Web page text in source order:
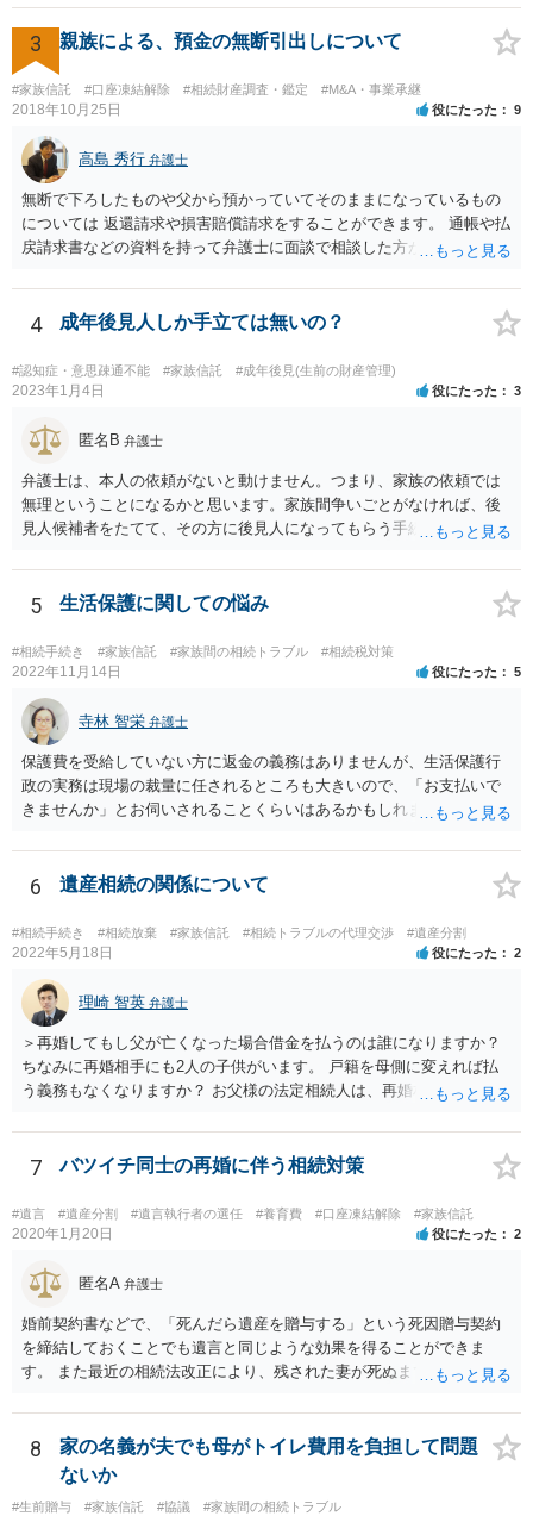
3 親族による、預金の無断引出しについて
#家族信託 #口座凍結解除 #相続財産調査・鑑定 #M&A・事業承継
2018年10月25日 役にたった 9
高島 秀行 弁護士
無断で下ろしたものや父から預かっていてそのままになっているもの
については 返還請求や損害賠償請求をすることができます。 通帳や払
戻請求書などの資料を持って弁護士に面談で相談した方がよいと思い
4 成年後見人しか手立ては無いの？
#認知症・意思疎通不能 #家族信託 #成年後見(生前の財産管理)
2023年1月4日 役にたった 3
匿名B 弁護士
弁護士は、本人の依頼がないと動けません。つまり、家族の依頼では
無理ということになるかと思います。家族間争いごとがなければ、後
見人候補者をたてて、その方に後見人になってもらう手続をすすめた
5 生活保護に関しての悩み
#相続手続き #家族信託 #家族間の相続トラブル #相続税対策
2022年11月14日 役にたった 5
寺林 智栄 弁護士
保護費を受給していない方に返金の義務はありませんが、生活保護行
政の実務は現場の裁量に任されるところも大きいので、「お支払いで
きませんか」とお伺いされることくらいはあるかもしれません。 通報
考えてご判断いただくのが良いと思います。
6 遺産相続の関係について
#相続手続き #相続放棄 #家族信託 #相続トラブルの代理交渉 #遺産分割
2022年5月18日 役にたった 2
理崎 智英 弁護士
＞再婚してもし父が亡くなった場合借金を払うのは誰になりますか？
ちなみに再婚相手にも2人の子供がいます。 戸籍を母側に変えれば払
う義務もなくなりますか？ お父様の法定相続人は、再婚相手とご相談
戸籍がどこにあるのかは関係ありません。 ただし、お父様が亡くなっ
たことを知ってから３か月以内に家庭裁判所にて「相続放棄」の手続
7 バツイチ同士の再婚に伴う相続対策
#遺言 #遺産分割 #遺言執行者の選任 #養育費 #口座凍結解除 #家族信託
2020年1月20日 役にたった 2
匿名A 弁護士
婚前契約書などで、「死んだら遺産を贈与する」という死因贈与契約
を締結しておくことでも遺言と同じような効果を得ることができま
す。 また最近の相続法改正により、残された妻が死ぬまで家に住み続
で、その制度を活用する方法も考えられます。 もし契約書の作成まで
視野に入れておられる場合は、お近くの弁護士、できれば相続に強い
弁護士にご相談なさるとよいでしょう。
8
家の名義が夫でも母がトイレ費用を負担して問題
ないか
#生前贈与 #家族信託 #協議 #家族間の相続トラブル